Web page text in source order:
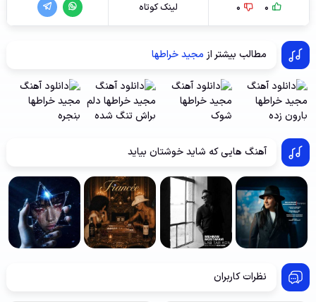
0
0 لینک کوتاه
مطالب بیشتر از مجید خراطها
آهنگ هایی که شاید خوشتان بیاید
نظرات کاربران